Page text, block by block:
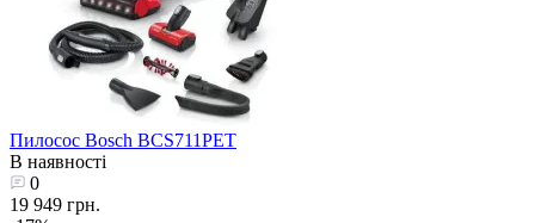
Пилосос Bosch BCS711PET
В наявності
0
19 949 грн.